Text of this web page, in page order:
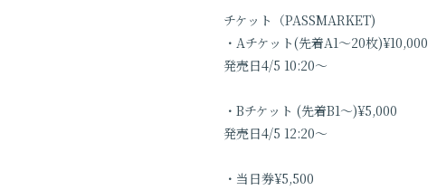
チケット（PASSMARKET)
・Aチケット(先着A1〜20枚)¥10,000
発売日4/5 10:20〜
・Bチケット (先着B1〜)¥5,000
発売日4/5 12:20〜
・当日券¥5,500